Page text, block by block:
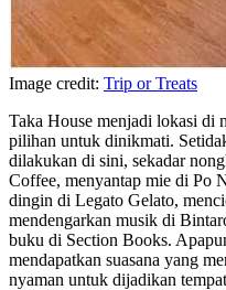
Image credit: Trip or Treats
Taka House menjadi lokasi di
pilihan untuk dinikmati.
dilakukan di sini, sekadar
Coffee, menyantap mie di Po
dingin di Legato Gelato,
mendengarkan musik di
buku di Section Books.
mendapatkan suasana yang
nyaman untuk dijadikan